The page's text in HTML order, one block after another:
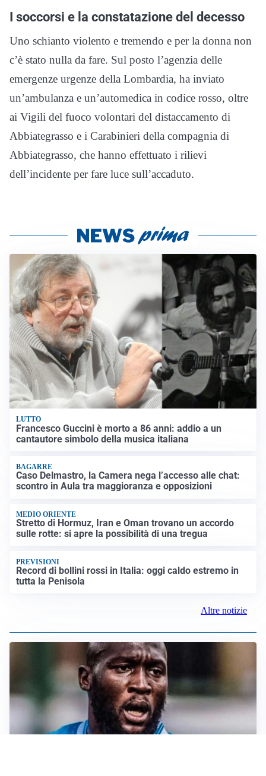
I soccorsi e la constatazione del decesso
Uno schianto violento e tremendo e per la donna non
c’è stato nulla da fare. Sul posto l’agenzia delle
emergenze urgenze della Lombardia, ha inviato
un’ambulanza e un’automedica in codice rosso, oltre
ai Vigili del fuoco volontari del distaccamento di
Abbiategrasso e i Carabinieri della compagnia di
Abbiategrasso, che hanno effettuato i rilievi
dell’incidente per fare luce sull’accaduto.
LUTTO
Francesco Guccini è morto a 86 anni: addio a un
cantautore simbolo della musica italiana
BAGARRE
Caso Delmastro, la Camera nega l’accesso alle chat:
scontro in Aula tra maggioranza e opposizioni
MEDIO ORIENTE
Stretto di Hormuz, Iran e Oman trovano un accordo
sulle rotte: si apre la possibilità di una tregua
PREVISIONI
Record di bollini rossi in Italia: oggi caldo estremo in
tutta la Penisola
Altre notizie